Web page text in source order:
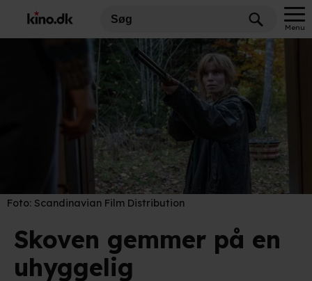
Menu
Foto: Scandinavian Film Distribution
Skoven gemmer på en
uhyggelig